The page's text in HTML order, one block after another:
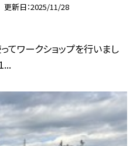
更新日 2025/11/28
ワークショップを行いまし